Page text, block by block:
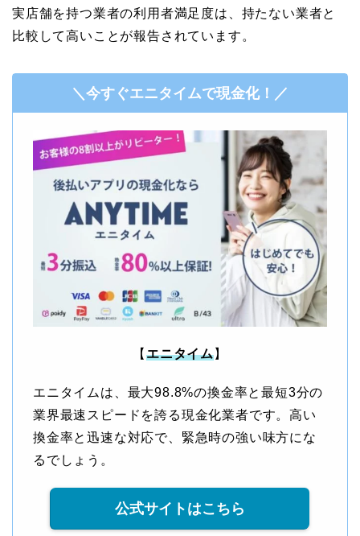
実店舗を持つ業者の利用者満足度は、持たない業者と
比較して高いことが報告されています。
＼今すぐエニタイムで現金化！／
【 エニタイム】
エニタイムは、最大98.8%の換金率と最短3分の
業界最速スピードを誇る現金化業者です。高い
換金率と迅速な対応で、緊急時の強い味方にな
るでしょう。
公式サイトはこちら